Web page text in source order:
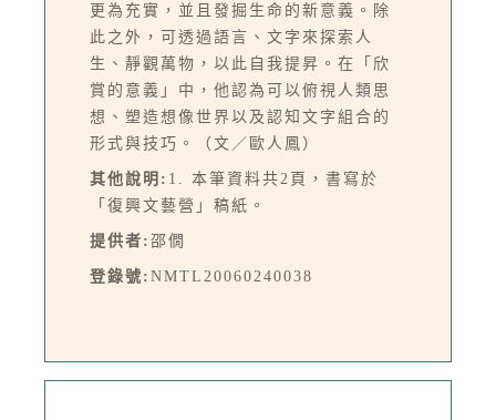
更為充實，並且發掘生命的新意義。除
此之外，可透過語言、文字來探索人
生、靜觀萬物，以此自我提昇。在「欣
賞的意義」中，他認為可以俯視人類思
想、塑造想像世界以及認知文字組合的
形式與技巧。（文／歐人鳳）
其他說明: 1. 本筆資料共2頁，書寫於
「復興文藝營」稿紙。
提供者: 邵僩
登錄號: NMTL20060240038